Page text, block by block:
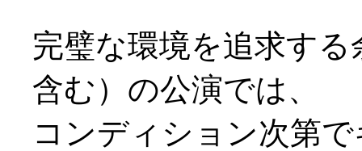
完璧な環境を追求す
含む）の公演では、
コンディション次第